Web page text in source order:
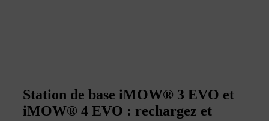
Station de base iMOW® 3 EVO et
iMOW® 4 EVO : rechargez et